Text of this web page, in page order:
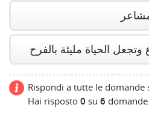
الحياة مليئة بالفرح
Rispondi a tutte le domande
Hai risposto 0 su 6 domande.